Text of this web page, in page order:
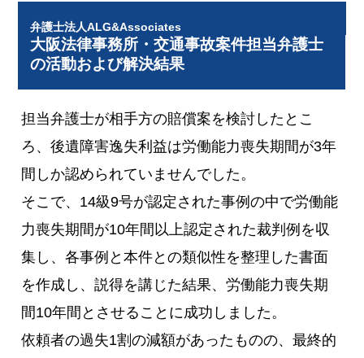
弁護士法人ALG&Associates
大阪法律事務所・交通事故案件担当弁護士
の活動および解決結果
担当弁護士が相手方の賠償案を検討したとこ
ろ、後遺障害逸失利益は労働能力喪失期間が3年
間しか認められていませんでした。
そこで、14級9号が認定された事例の中で労働能
力喪失期間が10年間以上認定された裁判例を収
集し、各事例と本件との類似性を整理した書面
を作成し、説得を講じた結果、労働能力喪失期
間10年間とさせることに成功しました。
依頼者の過失1割の減額があったものの、最終的